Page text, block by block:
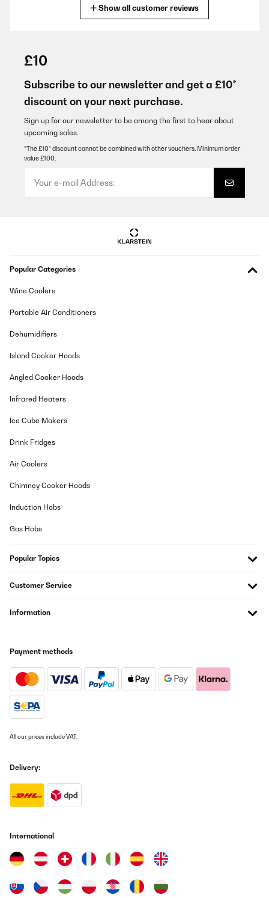
Amazon-Benutzer
VERIFIED REVIEW
Top. Note 1 A +++
19/03/2021
Hochzeit Top. Note 1 A +++
Amazon-Benutzer
Translate
Wer kennt es nicht, das bekannte Schuhspiel, wo das Brautpaar
eine Version, in der die Gäste mitspielen / mitraten können! Die
Spielrunde einbezogen. Wir finden dieses Hochzeitsquiz
selbst machen, aber die Karten sind sehr hochwertig und schön
Translate
20/11/2020
festlich und das Spiel hat ALLEN sehr viel Spaß gemacht. Ganz
Amazon-Benutzer
20/11/2020
Die Karten für die Gäste sind sehr schön, festlich und das Spiel
hat ALLEN sehr viel Spaß gemacht. Ganz klar Kaufempfehlung.
Danke!
Amazon-Benutzer
Translate
Show all customer reviews
£10
Subscribe to our newsletter and get a £10*
discount on your next purchase.
Sign up for our newsletter to be among the first to hear about
upcoming sales.
*The £10* discount cannot be combined with other vouchers. Minimum order
value £100.
Popular Categories
Wine Coolers
Portable Air Conditioners
Dehumidifiers
Island Cooker Hoods
Angled Cooker Hoods
Infrared Heaters
Ice Cube Makers
Drink Fridges
Air Coolers
Chimney Cooker Hoods
Induction Hobs
Gas Hobs
Popular Topics
Customer Service
Information
Payment methods
All our prices include VAT.
Delivery:
International